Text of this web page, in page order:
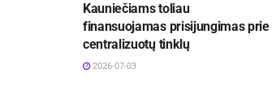
Kauniečiams toliau
finansuojamas prisijungimas prie
centralizuotų tinklų
2026-07-03